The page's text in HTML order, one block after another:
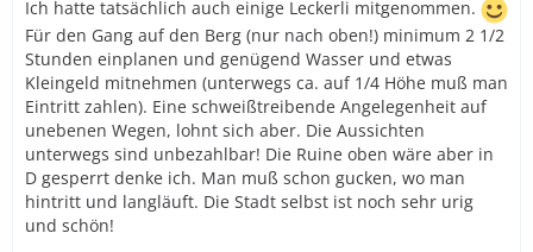
Ich hatte tatsächlich auch einige Leckerli mitgenommen.
Für den Gang auf den Berg (nur nach oben!) minimum 2 1/2
Stunden einplanen und genügend Wasser und etwas
Kleingeld mitnehmen (unterwegs ca. auf 1/4 Höhe muß man
Eintritt zahlen). Eine schweißtreibende Angelegenheit auf
unebenen Wegen, lohnt sich aber. Die Aussichten
unterwegs sind unbezahlbar! Die Ruine oben wäre aber in
D gesperrt denke ich. Man muß schon gucken, wo man
hintritt und langläuft. Die Stadt selbst ist noch sehr urig
und schön!